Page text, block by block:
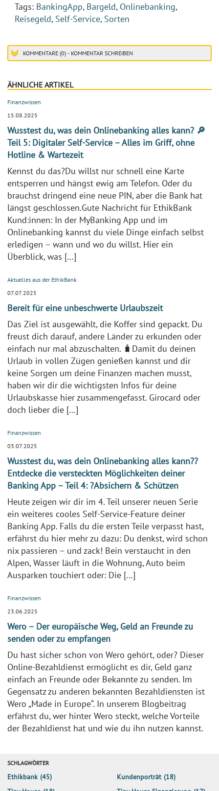
Tags: BankingApp, Bargeld, Onlinebanking,
Reisegeld, Self-Service, Sorten
KOMMENTARE (0) - KOMMENTAR SCHREIBEN
ÄHNLICHE ARTIKEL
Finanzwissen
15.08.2025
Wusstest du, was dein Onlinebanking alles kann? 🔎
Teil 5: Digitaler Self-Service – Alles im Griff, ohne
Hotline & Wartezeit
Kennst du das?Du willst nur schnell eine Karte
entsperren und hängst ewig am Telefon. Oder du
brauchst dringend eine neue PIN, aber die Bank hat
längst geschlossen.Gute Nachricht für EthikBank
Kund:innen: In der MyBanking App und im
Onlinebanking kannst du viele Dinge einfach selbst
erledigen – wann und wo du willst. Hier ein
Überblick, was […]
Aktuelles aus der EthikBank
07.07.2025
Bereit für eine unbeschwerte Urlaubszeit
Das Ziel ist ausgewählt, die Koffer sind gepackt. Du
freust dich darauf, andere Länder zu erkunden oder
einfach nur mal abzuschalten. 🧳Damit du deinen
Urlaub in vollen Zügen genießen kannst und dir
keine Sorgen um deine Finanzen machen musst,
haben wir dir die wichtigsten Infos für deine
Urlaubskasse hier zusammengefasst. Girocard oder
doch lieber die […]
Finanzwissen
03.07.2025
Wusstest du, was dein Onlinebanking alles kann??
Entdecke die versteckten Möglichkeiten deiner
Banking App – Teil 4: ?️Absichern & Schützen
Heute zeigen wir dir im 4. Teil unserer neuen Serie
ein weiteres cooles Self-Service-Feature deiner
Banking App. Falls du die ersten Teile verpasst hast,
erfährst du hier mehr zu dazu: Du denkst, wird schon
nix passieren – und zack! Bein verstaucht in den
Alpen, Wasser läuft in die Wohnung, Auto beim
Ausparken touchiert oder: Die […]
Finanzwissen
23.06.2025
Wero – Der europäische Weg, Geld an Freunde zu
senden oder zu empfangen
Du hast sicher schon von Wero gehört, oder? Dieser
Online-Bezahldienst ermöglicht es dir, Geld ganz
einfach an Freunde oder Bekannte zu senden. Im
Gegensatz zu anderen bekannten Bezahldiensten ist
Wero „Made in Europe“. In unserem Blogbeitrag
erfährst du, wer hinter Wero steckt, welche Vorteile
der Bezahldienst hat und wie du ihn nutzen kannst.
SCHLAGWÖRTER
Ethikbank (45) Kundenporträt (18)